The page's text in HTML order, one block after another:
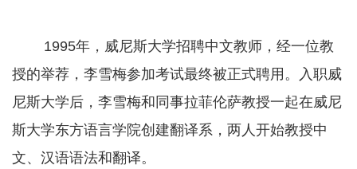
1995年，威尼斯大学招聘中文教师，经一位教
授的举荐，李雪梅参加考试最终被正式聘用。入职威
尼斯大学后，李雪梅和同事拉菲伦萨教授一起在威尼
斯大学东方语言学院创建翻译系，两人开始教授中
文、汉语语法和翻译。